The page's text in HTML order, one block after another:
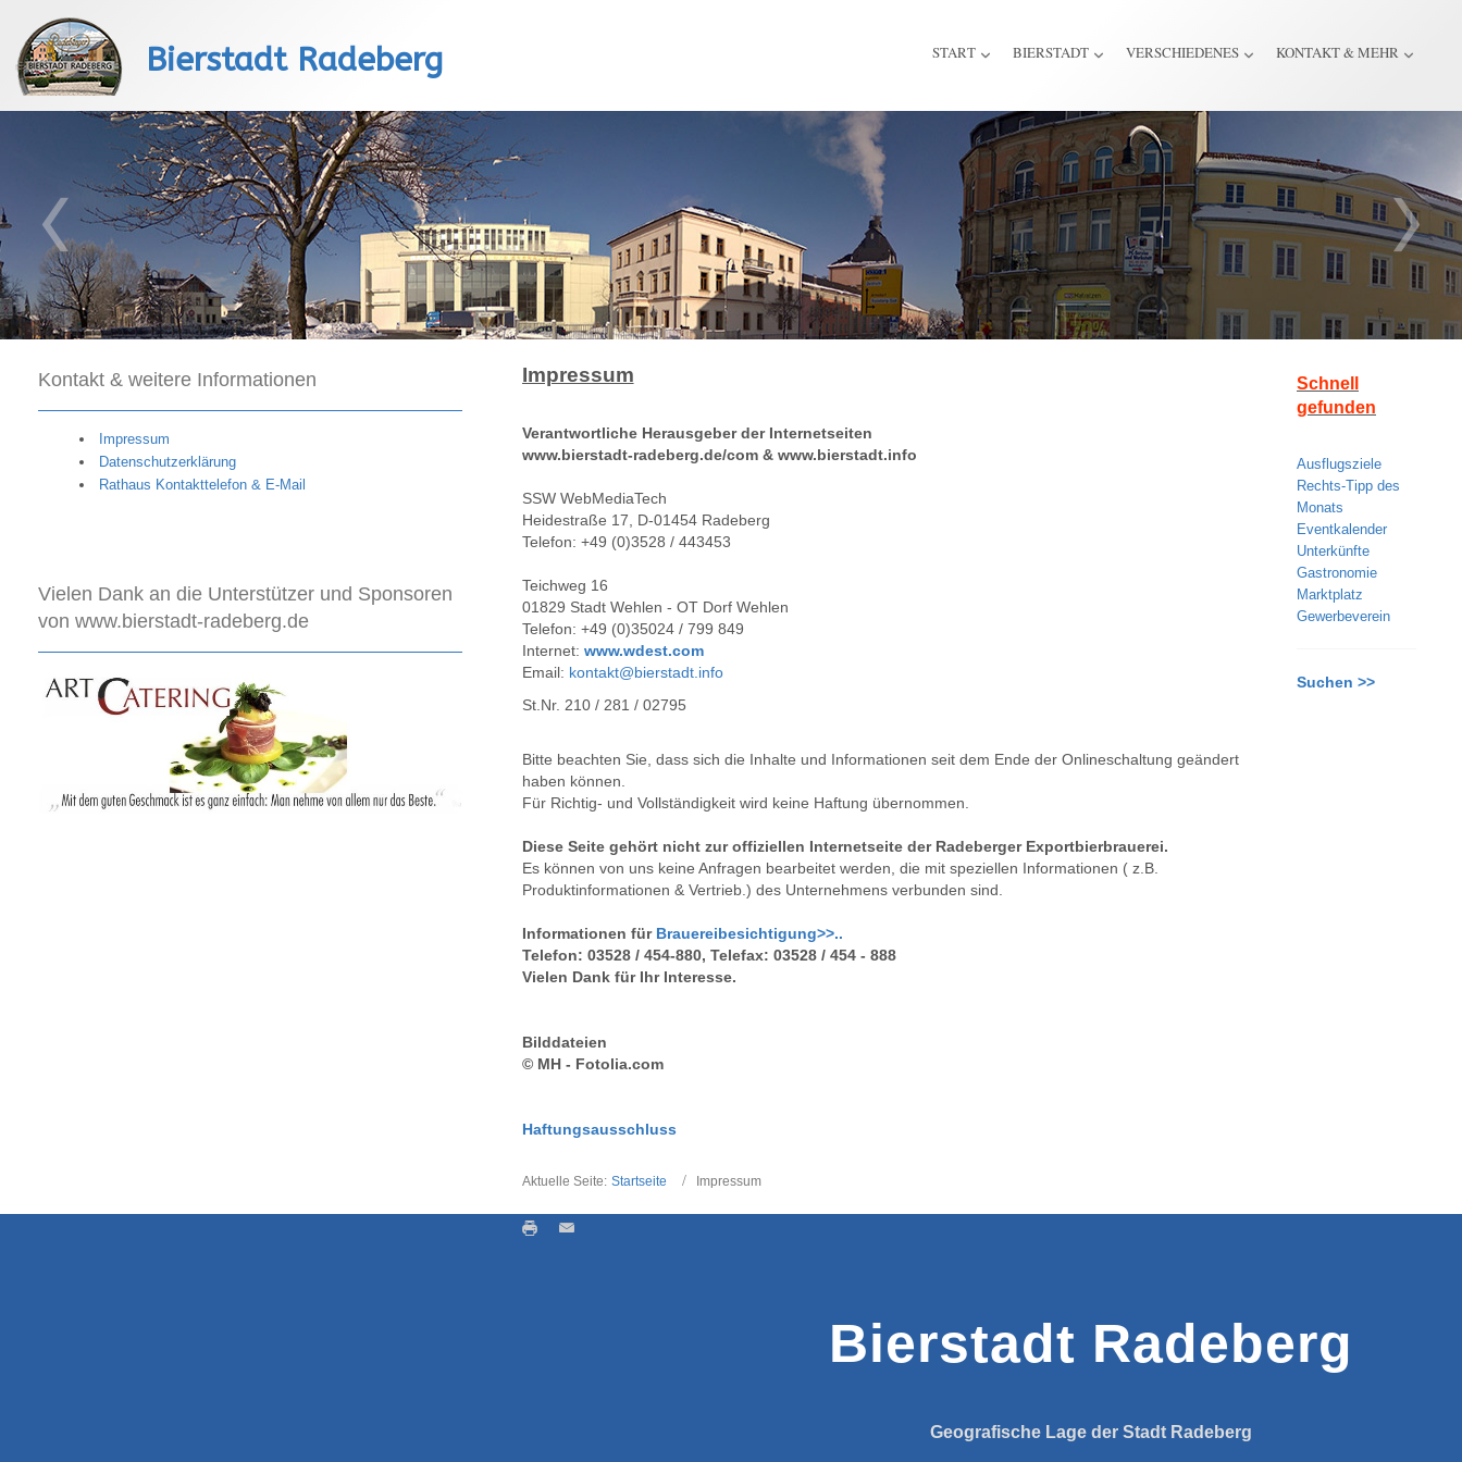
Bierstadt Radeberg START BIERSTADT VERSCHIEDENES KONTAKT & MEHR
Kontakt & weitere Informationen
Impressum
Datenschutzerklärung
Rathaus Kontakttelefon & E-Mail
Vielen Dank an die Unterstützer und Sponsoren
von www.bierstadt-radeberg.de
Impressum
Verantwortliche Herausgeber der Internetseiten
www.bierstadt-radeberg.de/com & www.bierstadt.info
SSW WebMediaTech
Heidestraße 17, D-01454 Radeberg
Telefon: +49 (0)3528 / 443453
Teichweg 16
01829 Stadt Wehlen - OT Dorf Wehlen
Telefon: +49 (0)35024 / 799 849
Internet: www.wdest.com
Email: kontakt@bierstadt.info
St.Nr. 210 / 281 / 02795
Bitte beachten Sie, dass sich die Inhalte und Informationen seit dem Ende der Onlineschaltung geändert
haben können.
Für Richtig- und Vollständigkeit wird keine Haftung übernommen.
Diese Seite gehört nicht zur offiziellen Internetseite der Radeberger Exportbierbrauerei.
Es können von uns keine Anfragen bearbeitet werden, die mit speziellen Informationen ( z.B.
Produktinformationen & Vertrieb.) des Unternehmens verbunden sind.
Informationen für Brauereibesichtigung>>..
Telefon: 03528 / 454-880, Telefax: 03528 / 454 - 888
Vielen Dank für Ihr Interesse.
Bilddateien
© MH - Fotolia.com
Haftungsausschluss
Aktuelle Seite: Startseite Impressum
Schnell
gefunden
Ausflugsziele
Rechts-Tipp des
Monats
Eventkalender
Unterkünfte
Gastronomie
Marktplatz
Gewerbeverein
Suchen >>
Bierstadt Radeberg
Geografische Lage der Stadt Radeberg